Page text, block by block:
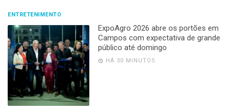
ENTRETENIMENTO
ExpoAgro 2026 abre os portões em
Campos com expectativa de grande
público até domingo
HÁ 30 MINUTOS